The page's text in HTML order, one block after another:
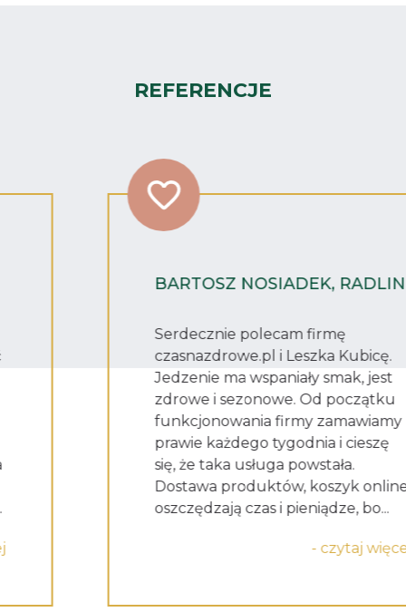
REFERENCJE
BARTOSZ NOSIADEK, RADLIN
Serdecznie polecam firmę
czasnazdrowe.pl i Leszka Kubicę.
Jedzenie ma wspaniały smak, jest
zdrowe i sezonowe. Od początku
funkcjonowania firmy zamawiamy
prawie każdego tygodnia i cieszę
się, że taka usługa powstała.
Dostawa produktów, koszyk online
oszczędzają czas i pieniądze, bo...
- czytaj więcej